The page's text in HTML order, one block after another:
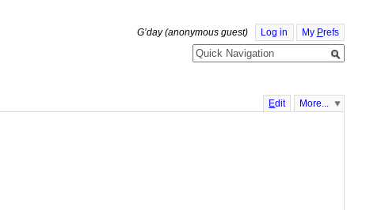
G’day (anonymous guest) Log in My Prefs
Edit More...